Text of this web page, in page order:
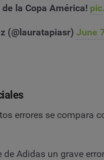
la Copa América!
(@lauratapiasr) June
errores se compara
de Adidas un grave